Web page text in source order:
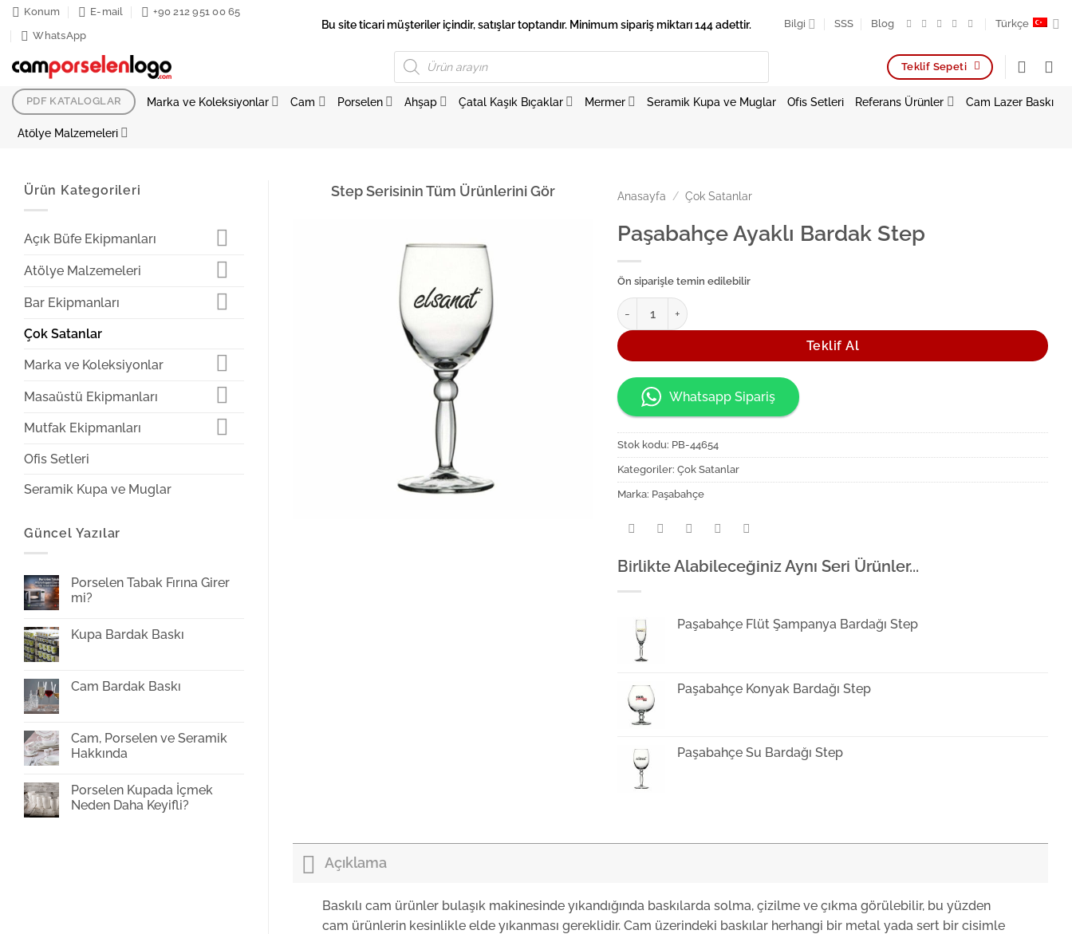
İçeriğe
atla
Konum E-mail
+90 212 951 00 65
WhatsApp
Bu site ticari müşteriler içindir, satışlar toptandır. Minimum sipariş miktarı 144 adettir. Bilgi SSS Blog Türkçe
Products
search
Teklif Sepeti
PDF KATALOGLAR Marka ve Koleksiyonlar Cam Porselen Ahşap Çatal Kaşık Bıçaklar Mermer Seramik Kupa ve Muglar Ofis Setleri Referans Ürünler Cam Lazer Baskı
Atölye Malzemeleri
Ürün Kategorileri
Açık Büfe Ekipmanları
Atölye Malzemeleri
Bar Ekipmanları
Çok Satanlar
Marka ve Koleksiyonlar
Masaüstü Ekipmanları
Mutfak Ekipmanları
Ofis Setleri
Seramik Kupa ve Muglar
Güncel Yazılar
Porselen Tabak Fırına Girer
mi?
Porselen
Tabak
Kupa Bardak Baskı
Bardak
Baskı
Cam Bardak Baskı
Bardak
Baskı
Cam, Porselen ve Seramik
Hakkında
Cam,
Porselen
ve
Porselen Kupada İçmek
Neden Daha Keyifli?
Step Serisinin Tüm Ürünlerini Gör Anasayfa / Çok Satanlar
Paşabahçe Ayaklı Bardak Step
Ön siparişle temin edilebilir
Paşabahçe Ayaklı Bardak Step adet
Teklif Al
Whatsapp Sipariş
Stok kodu: PB-44654
Kategoriler:Çok Satanlar
Marka: Paşabahçe
Birlikte Alabileceğiniz Aynı Seri Ürünler...
Paşabahçe Flüt Şampanya Bardağı Step
Paşabahçe Konyak Bardağı Step
Paşabahçe Su Bardağı Step
Açıklama
Baskılı cam ürünler bulaşık makinesinde yıkandığında baskılarda solma, çizilme ve çıkma görülebilir, bu yüzden
cam ürünlerin kesinlikle elde yıkanması gereklidir. Cam üzerindeki baskılar herhangi bir metal yada sert bir cisimle